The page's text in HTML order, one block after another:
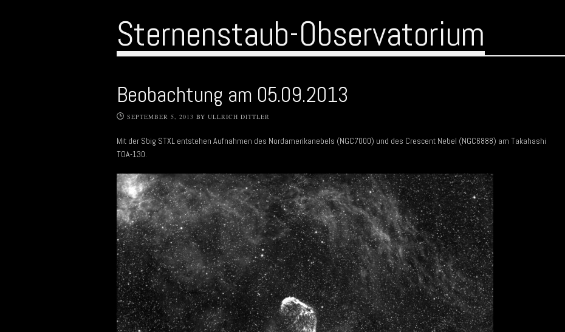
Sternenstaub-Observatorium
Beobachtung am 05.09.2013
SEPTEMBER 5, 2013 BY ULLRICH DITTLER
Mit der Sbig STXL entstehen Aufnahmen des Nordamerikanebels (NGC7000) und des Crescent Nebel (NGC6888) am Takahashi
TOA-130.